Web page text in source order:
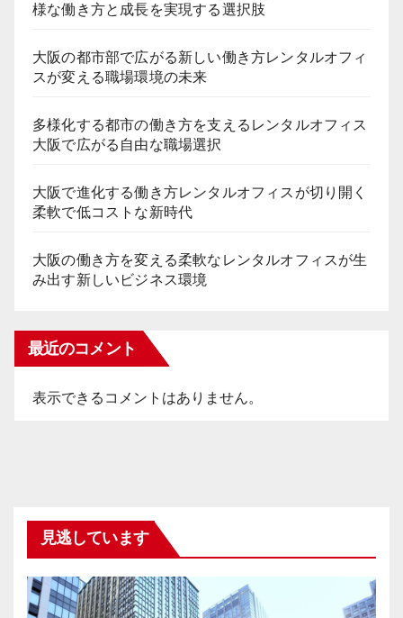
様な働き方と成長を実現する選択肢
大阪の都市部で広がる新しい働き方レンタルオフィ
スが変える職場環境の未来
多様化する都市の働き方を支えるレンタルオフィス
大阪で広がる自由な職場選択
大阪で進化する働き方レンタルオフィスが切り開く
柔軟で低コストな新時代
大阪の働き方を変える柔軟なレンタルオフィスが生
み出す新しいビジネス環境
最近のコメント
表示できるコメントはありません。
見逃しています